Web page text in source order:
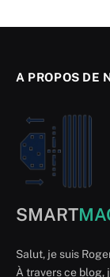
A PROPOS DE
SMART
Salut, je suis
À travers ce blog,